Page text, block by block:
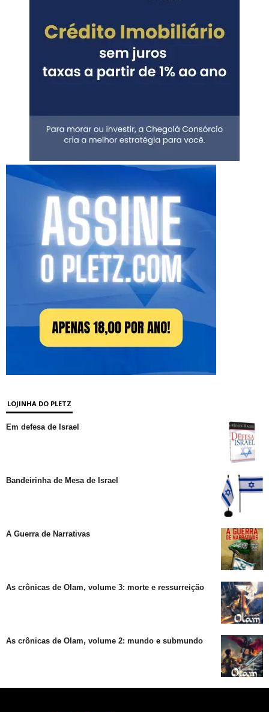
LOJINHA DO PLETZ
Em defesa de Israel
Bandeirinha de Mesa de Israel
A Guerra de Narrativas
As crônicas de Olam, volume 3: morte e ressurreição
As crônicas de Olam, volume 2: mundo e submundo